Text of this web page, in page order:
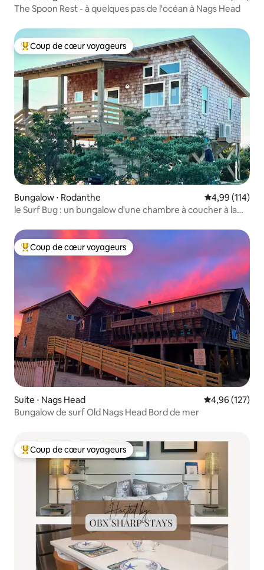
The Spoon Rest - à quelques pas de l'océan à Nags Head
Coups de cœur voyageurs les plus appréciés
Coup de cœur voyageurs
Bungalow ⋅ Rodanthe Évaluation
4,99 (114)
le Surf Bug : un bungalow d'une chambre à coucher à la
Coups de cœur voyageurs les plus appréciés
Coup de cœur voyageurs
Suite ⋅ Nags Head Évaluation
4,96 (127)
Bungalow de surf Old Nags Head Bord de mer
Coups de cœur voyageurs les plus appréciés
Coup de cœur voyageurs